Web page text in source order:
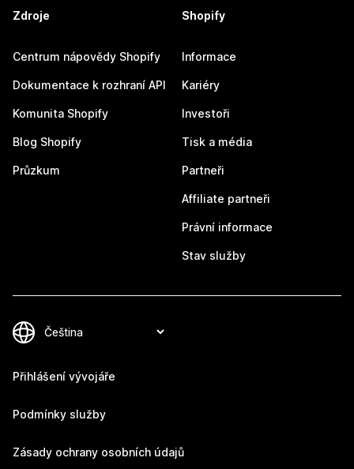
Zdroje
Centrum nápovědy Shopify
Dokumentace k rozhraní API
Komunita Shopify
Blog Shopify
Průzkum
Shopify
Informace
Kariéry
Investoři
Tisk a média
Partneři
Affiliate partneři
Právní informace
Stav služby
Přihlášení vývojáře
Podmínky služby
Zásady ochrany osobních údajů